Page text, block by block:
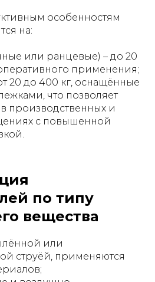
особенностям
на:
или ранцевые) – до 20
применения;
20 до 400 кг, оснащённые
что позволяет
производственных и
с повышенной
по типу
вещества
или
струёй, применяются